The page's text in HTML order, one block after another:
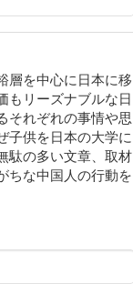
層を中心に日本に移
もリーズナブルな日
それぞれの事情や思
子供を日本の大学に
駄の多い文章、取材
ちな中国人の行動を